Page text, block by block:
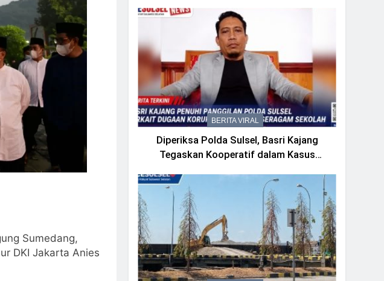
Sumedang,
DKI Jakarta Anies
BERITA VIRAL
Diperiksa Polda Sulsel, Basri Kajang
Tegaskan Kooperatif dalam Kasus